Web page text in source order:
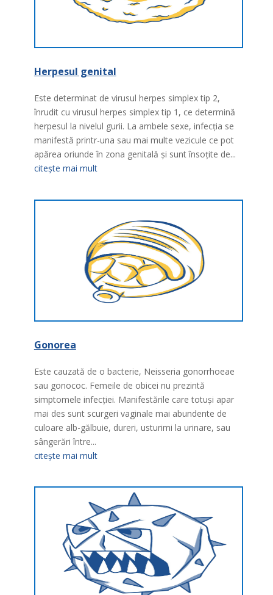
Herpesul genital
Este determinat de virusul herpes simplex tip 2,
înrudit cu virusul herpes simplex tip 1, ce determină
herpesul la nivelul gurii. La ambele sexe, infecţia se
manifestă printr-una sau mai multe vezicule ce pot
apărea oriunde în zona genitală şi sunt însoţite de...
citește mai mult
Gonorea
Este cauzată de o bacterie, Neisseria gonorrhoeae
sau gonococ. Femeile de obicei nu prezintă
simptomele infecţiei. Manifestările care totuşi apar
mai des sunt scurgeri vaginale mai abundente de
culoare alb-gălbuie, dureri, usturimi la urinare, sau
sângerări între...
citește mai mult